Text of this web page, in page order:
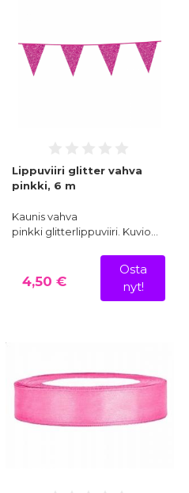
Lippuviiri glitter vahva
pinkki, 6 m
Kaunis vahva
pinkki glitterlippuviiri. Kuvio…
4,50 €
Osta
nyt!